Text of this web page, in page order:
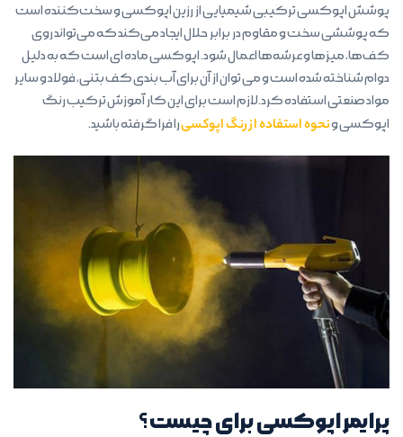
پوشش اپوکسی ترکیبی شیمیایی از رزین اپوکسی و سخت‌کننده است
که پوششی سخت و مقاوم در برابر حلال ایجاد می‌کند که می‌تواند روی
کف‌ها، میزها و عرشه‌ها اعمال شود. اپوکسی ماده ای است که به دلیل
دوام شناخته شده است و می توان از آن برای آب بندی کف بتنی، فولاد و سایر
مواد صنعتی استفاده کرد.لازم است برای این کار آموزش ترکیب رنگ
اپوکسی ونحوه استفاده از رنگ اپوکسیرا فرا گرفته باشید.
پرایمر اپوکسی برای چیست؟